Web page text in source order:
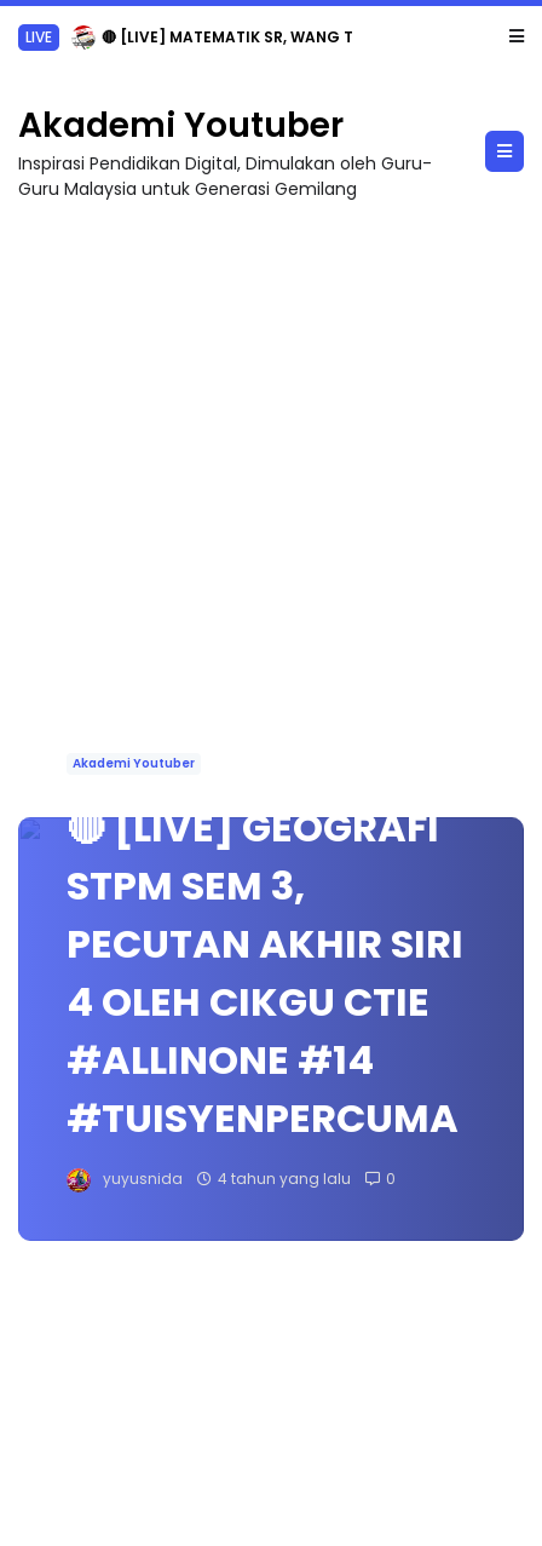
LIVE 🔴 [LIVE] MATEMATIK SR, WANG TAHUN 6 OLEH CIKGU ANITA #ALLINONE #141 #...
Akademi Youtuber
Inspirasi Pendidikan Digital, Dimulakan oleh Guru-
Guru Malaysia untuk Generasi Gemilang
Akademi Youtuber
🔴 [LIVE] GEOGRAFI
STPM SEM 3,
PECUTAN AKHIR SIRI
4 OLEH CIKGU CTIE
#ALLINONE #14
#TUISYENPERCUMA
yuyusnida 4 tahun yang lalu 0